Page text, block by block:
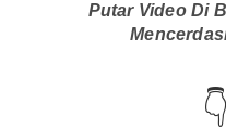
Putar Video Di